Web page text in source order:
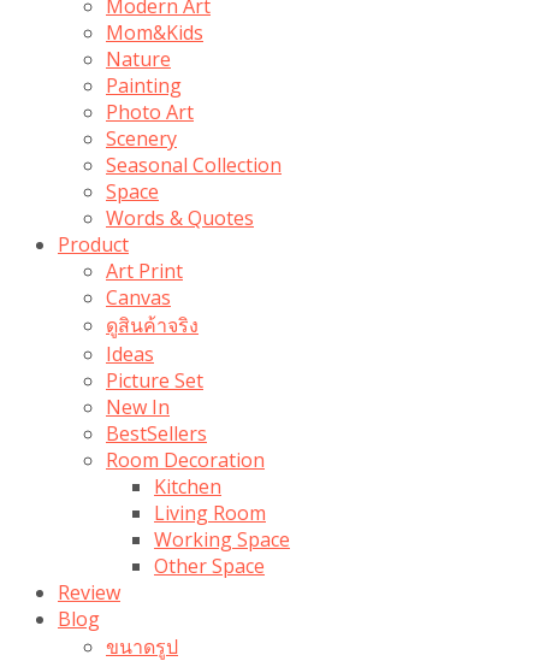
Modern Art
Mom&Kids
Nature
Painting
Photo Art
Scenery
Seasonal Collection
Space
Words & Quotes
Product
Art Print
Canvas
ดูสินค้าจริง
Ideas
Picture Set
New In
BestSellers
Room Decoration
Kitchen
Living Room
Working Space
Other Space
Review
Blog
ขนาดรูป